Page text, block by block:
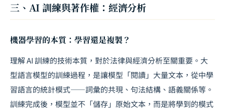
三、AI 訓練與著作權：經濟分析
機器學習的本質：學習還是複製？
理解 AI 訓練的技術本質，對於法律與經濟分析至關重要。大
型語言模型的訓練過程，是讓模型「閱讀」大量文本，從中學
習語言的統計模式——詞彙的共現、句法結構、語義關係等。
訓練完成後，模型並不「儲存」原始文本，而是將學到的模式